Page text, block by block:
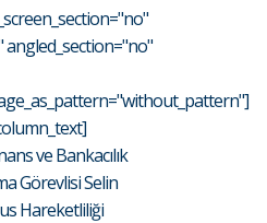
ve Bankacılık
Görevlisi Selin
Hareketliliği